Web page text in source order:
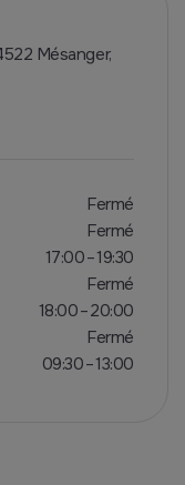
Mésanger,
Fermé
Fermé
17:00 – 19:30
Fermé
18:00 – 20:00
Fermé
09:30 – 13:00